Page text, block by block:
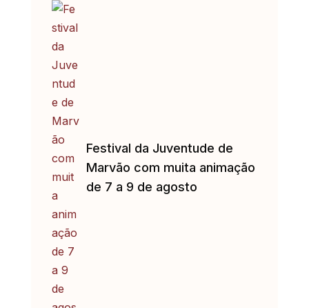
Festival da Juventude de
Marvão com muita animação
de 7 a 9 de agosto